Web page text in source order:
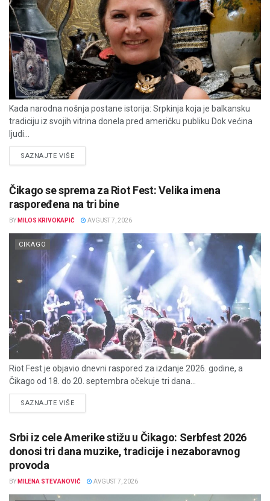
Kada narodna nošnja postane istorija: Srpkinja koja je balkansku
tradiciju iz svojih vitrina donela pred američku publiku Dok većina
ljudi...
SAZNAJTE VIŠEDETAILS
Čikago se sprema za Riot Fest: Velika imena
raspoređena na tri bine
BY MILOS KRIVOKAPIĆ AVGUST 7, 2026
CIKAGO
Riot Fest je objavio dnevni raspored za izdanje 2026. godine, a
Čikago od 18. do 20. septembra očekuje tri dana...
SAZNAJTE VIŠEDETAILS
Srbi iz cele Amerike stižu u Čikago: Serbfest 2026
donosi tri dana muzike, tradicije i nezaboravnog
provoda
BY MILENA STEVANOVIĆ AVGUST 7, 2026